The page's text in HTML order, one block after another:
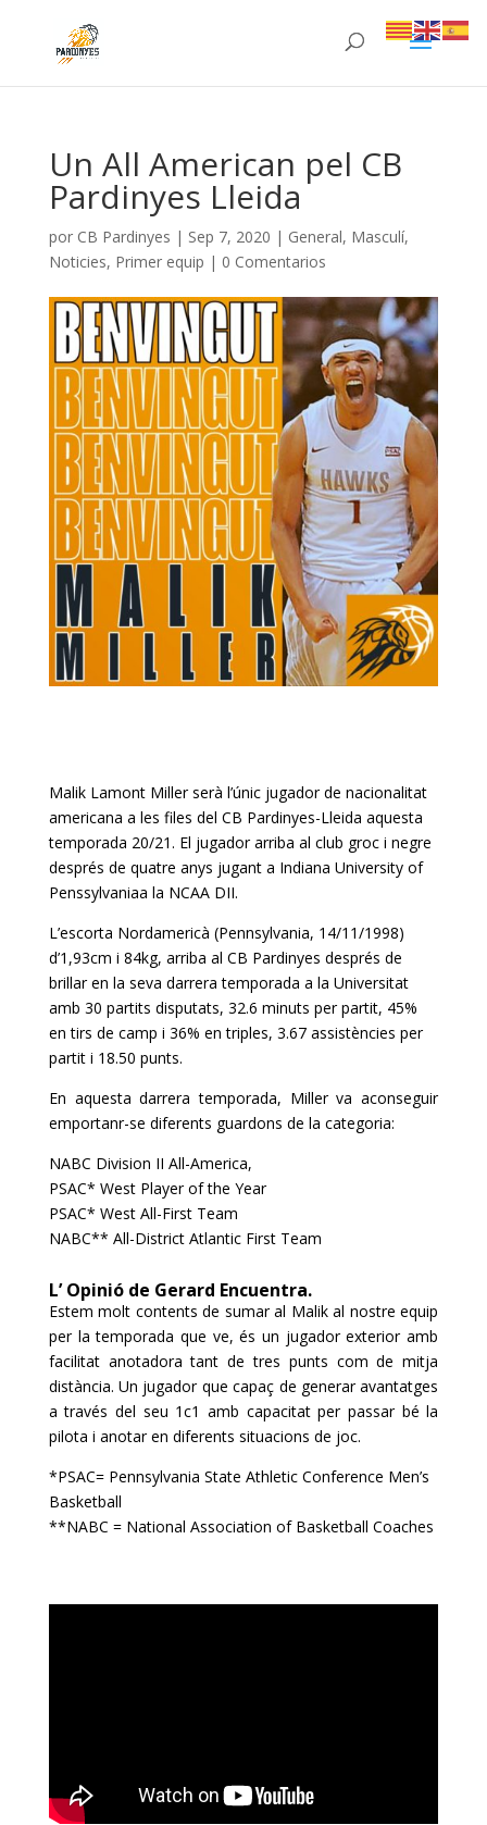
Un All American pel CB
Pardinyes Lleida
por CB Pardinyes | Sep 7, 2020 | General, Masculí,
Noticies, Primer equip | 0 Comentarios
Malik Lamont Miller serà l’únic jugador de nacionalitat
americana a les files del CB Pardinyes-Lleida aquesta
temporada 20/21. El jugador arriba al club groc i negre
després de quatre anys jugant a Indiana University of
Penssylvaniaa la NCAA DII.
L’escorta Nordamericà (Pennsylvania, 14/11/1998)
d’1,93cm i 84kg, arriba al CB Pardinyes després de
brillar en la seva darrera temporada a la Universitat
amb 30 partits disputats, 32.6 minuts per partit, 45%
en tirs de camp i 36% en triples, 3.67 assistències per
partit i 18.50 punts.
En aquesta darrera temporada, Miller va aconseguir
emportanr-se diferents guardons de la categoria:
NABC Division II All-America,
PSAC* West Player of the Year
PSAC* West All-First Team
NABC** All-District Atlantic First Team
L’ Opinió de Gerard Encuentra.
Estem molt contents de sumar al Malik al nostre equip
per la temporada que ve, és un jugador exterior amb
facilitat anotadora tant de tres punts com de mitja
distància. Un jugador que capaç de generar avantatges
a través del seu 1c1 amb capacitat per passar bé la
pilota i anotar en diferents situacions de joc.
*PSAC= Pennsylvania State Athletic Conference Men’s
Basketball
**NABC = National Association of Basketball Coaches